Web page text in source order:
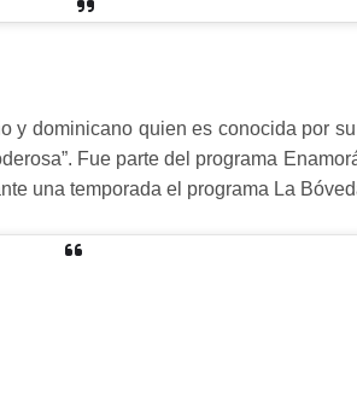
y dominicano quien es conocida por
Fue parte del programa
una temporada el programa La